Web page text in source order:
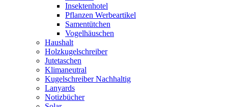
Insektenhotel
Pflanzen Werbeartikel
Samentütchen
Vogelhäuschen
Haushalt
Holzkugelschreiber
Jutetaschen
Klimaneutral
Kugelschreiber Nachhaltig
Lanyards
Notizbücher